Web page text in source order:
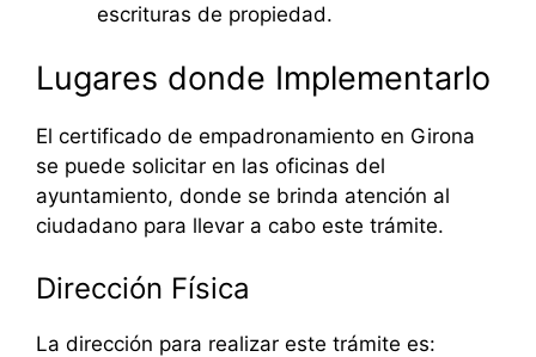
escrituras de propiedad.
Lugares donde Implementarlo
El certificado de empadronamiento en Girona
se puede solicitar en las oficinas del
ayuntamiento, donde se brinda atención al
ciudadano para llevar a cabo este trámite.
Dirección Física
La dirección para realizar este trámite es: